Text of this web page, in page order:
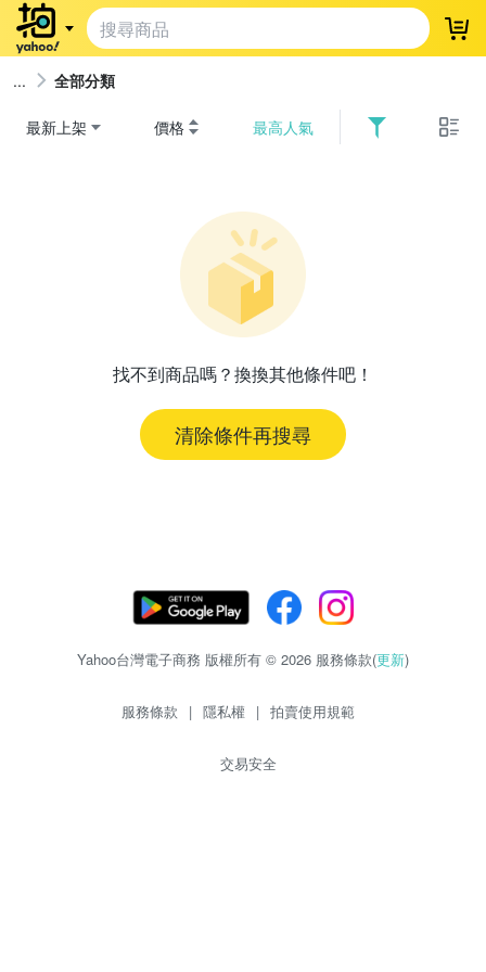
登
全部分類
最新上架 價格 最高人氣
找不到商品嗎？換換其他條件吧！
清除條件再搜尋
Yahoo台灣電子商務 版權所有 © 2026 服務條款(更新)
服務條款 | 隱私權 | 拍賣使用規範
交易安全